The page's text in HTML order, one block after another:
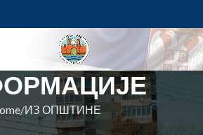
ИЗ ОПШТИНЕ
ИЗ ОПШТИНЕ